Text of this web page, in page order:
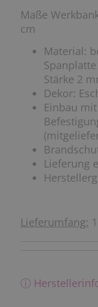
Maße
cm
Material:
Stärke 2
Dekor:
Einbau
Lieferung
Lieferumfang:
ⓘ